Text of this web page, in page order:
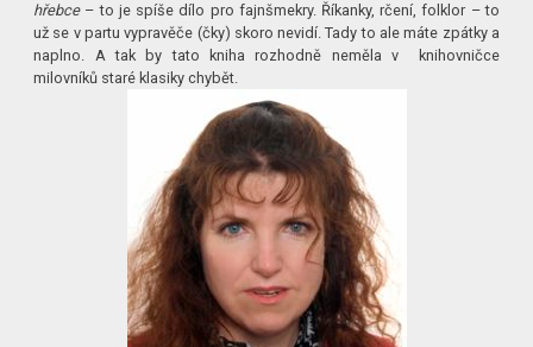
hřebce– to je spíše dílo pro fajnšmekry. Říkanky, rčení, folklor – to
už se v partu vypravěče (čky) skoro nevidí. Tady to ale máte zpátky a
naplno. A tak by tato kniha rozhodně neměla v knihovničce
milovníků staré klasiky chybět.